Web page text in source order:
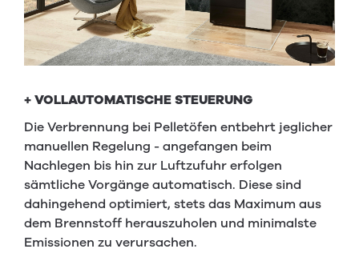
+ VOLLAUTOMATISCHE STEUERUNG
Die Verbrennung bei Pelletöfen entbehrt jeglicher
manuellen Regelung - angefangen beim
Nachlegen bis hin zur Luftzufuhr erfolgen
sämtliche Vorgänge automatisch. Diese sind
dahingehend optimiert, stets das Maximum aus
dem Brennstoff herauszuholen und minimalste
Emissionen zu verursachen.